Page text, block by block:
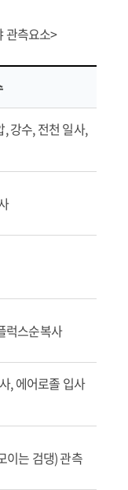
관측요소>
강수, 전천 일사,
럭스순복사
, 에어로졸 입사
이는 검댕) 관측